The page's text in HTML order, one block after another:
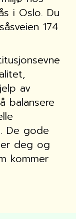
i Oslo. Du
174
av
balansere
De gode
deg og
kommer